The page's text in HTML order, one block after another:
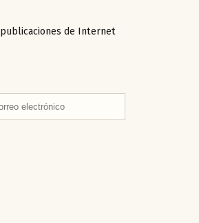
publicaciones de Internet